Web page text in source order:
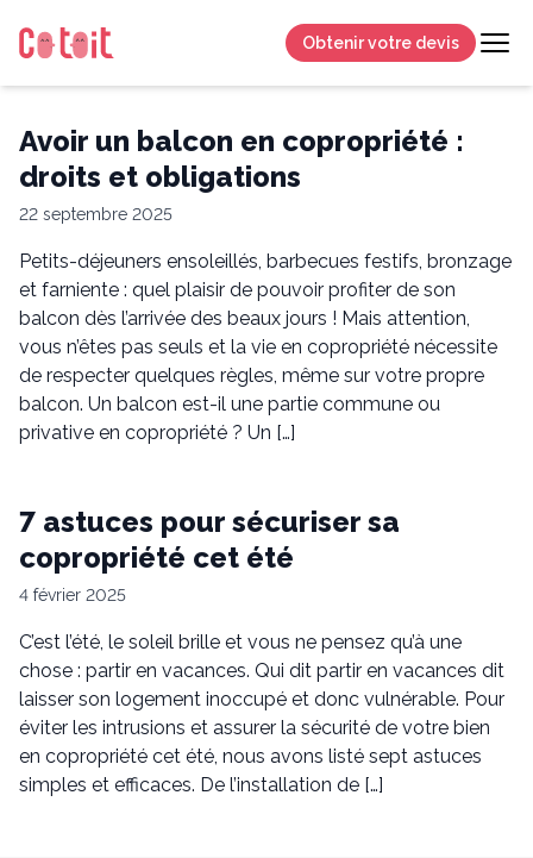
Obtenir votre devis
Avoir un balcon en copropriété :
droits et obligations
22 septembre 2025
Petits-déjeuners ensoleillés, barbecues festifs, bronzage
et farniente : quel plaisir de pouvoir profiter de son
balcon dès l’arrivée des beaux jours ! Mais attention,
vous n’êtes pas seuls et la vie en copropriété nécessite
de respecter quelques règles, même sur votre propre
balcon. Un balcon est-il une partie commune ou
privative en copropriété ? Un […]
7 astuces pour sécuriser sa
copropriété cet été
4 février 2025
C’est l’été, le soleil brille et vous ne pensez qu’à une
chose : partir en vacances. Qui dit partir en vacances dit
laisser son logement inoccupé et donc vulnérable. Pour
éviter les intrusions et assurer la sécurité de votre bien
en copropriété cet été, nous avons listé sept astuces
simples et efficaces. De l’installation de […]